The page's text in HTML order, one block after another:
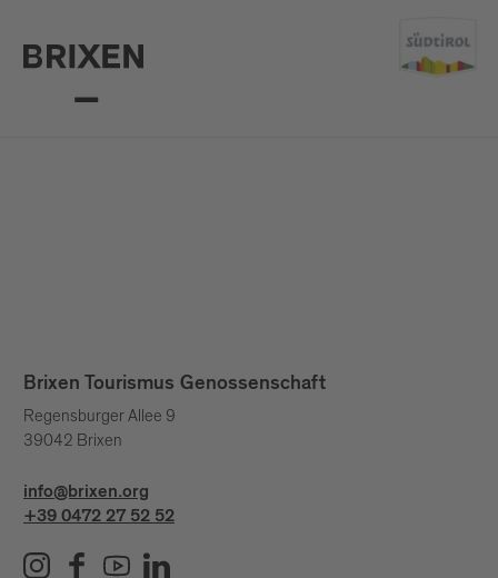
Brixen Tourismus Genossenschaft
Regensburger Allee 9
39042 Brixen
info@brixen.org
+39 0472 27 52 52